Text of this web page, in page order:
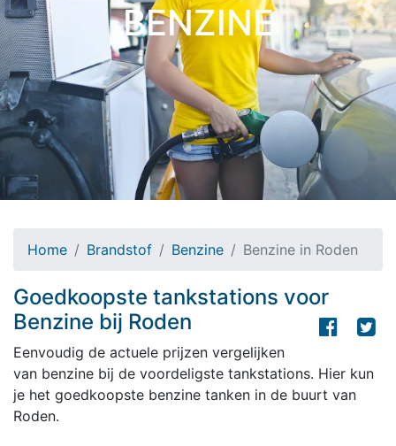
BENZINE
Home Brandstof Benzine Benzine in Roden
Goedkoopste tankstations voor
Benzine bij Roden
Eenvoudig de actuele prijzen vergelijken
van benzine bij de voordeligste tankstations. Hier kun
je het goedkoopste benzine tanken in de buurt van
Roden.